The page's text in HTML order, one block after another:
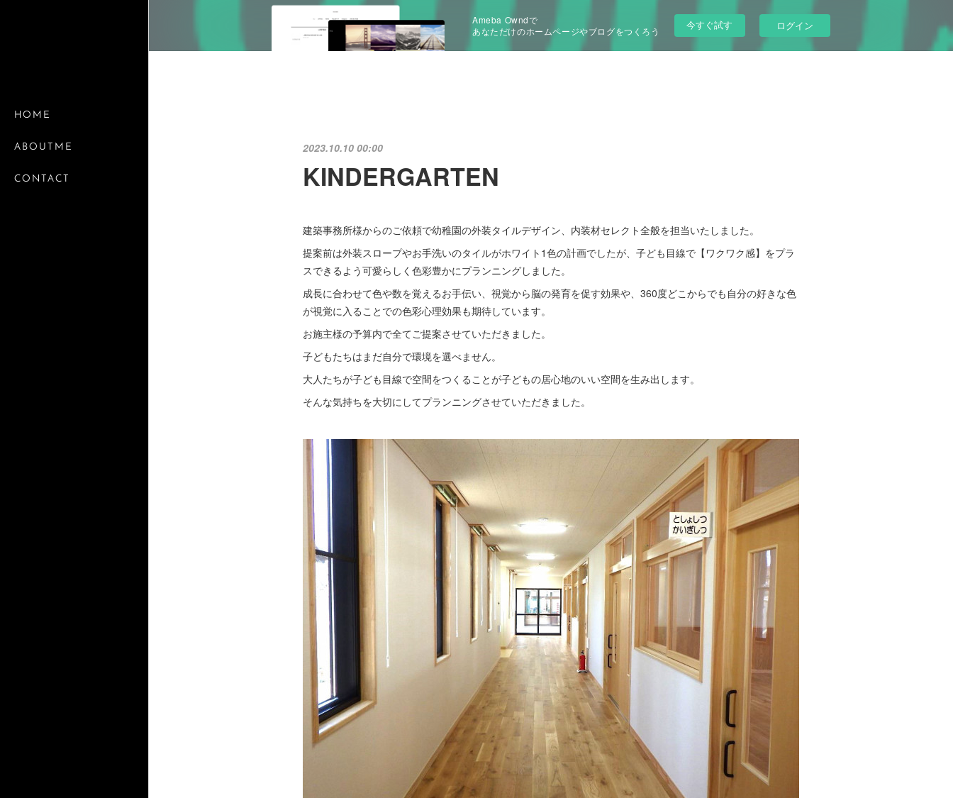
HOME
ABOUTME
CONTACT
Ameba Owndで
あなただけのホームページやブログをつくろう
今すぐ試す ログイン
2023.10.10 00:00
KINDERGARTEN
建築事務所様からのご依頼で幼稚園の外装タイルデザイン、内装材セレクト全般を担当いたしました。
提案前は外装スロープやお手洗いのタイルがホワイト1色の計画でしたが、子ども目線で【ワクワク感】をプラ
スできるよう可愛らしく色彩豊かにプランニングしました。
成長に合わせて色や数を覚えるお手伝い、視覚から脳の発育を促す効果や、360度どこからでも自分の好きな色
が視覚に入ることでの色彩心理効果も期待しています。
お施主様の予算内で全てご提案させていただきました。
子どもたちはまだ自分で環境を選べません。
大人たちが子ども目線で空間をつくることが子どもの居心地のいい空間を生み出します。
そんな気持ちを大切にしてプランニングさせていただきました。